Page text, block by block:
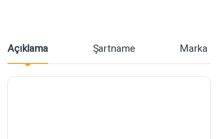
Açıklama Şartname Marka